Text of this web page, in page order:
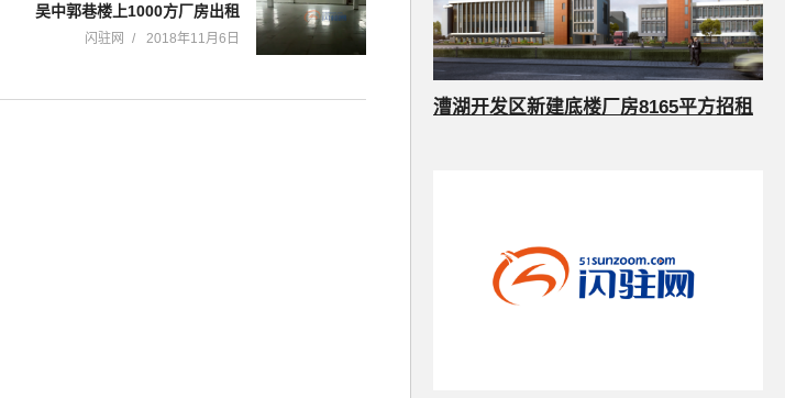
吴中郭巷楼上1000方厂房出租
闪驻网 2018年11月6日
漕湖开发区新建底楼厂房8165平方招租